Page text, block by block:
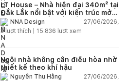
LT House – Nhà hiện đại 340m² tại
Đắk Lắk nổi bật với kiến trúc mở
và hệ sân vườn kết nối thiên
nhiên
NNA Design
27/06/2026,
3lượt thích | 15.836 lượt xem
Ngôi nhà không cần điều hòa nhờ
thiết kế theo khí hậu
Nguyễn Thu Hằng
27/06/2026,